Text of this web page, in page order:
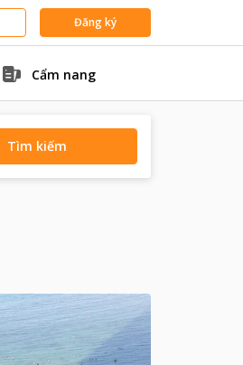
Đăng ký
Cẩm nang
Tìm kiếm